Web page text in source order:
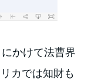
かけて法曹界
カでは知財も